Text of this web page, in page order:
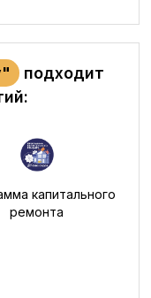
подходит
капитального
ремонта